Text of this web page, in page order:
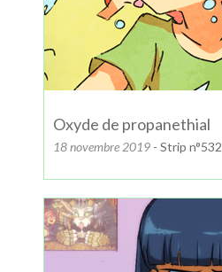
Oxyde de propanethial
18 novembre 2019 - Strip n°532